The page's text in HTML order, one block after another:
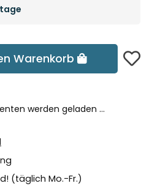
Warenkorb
werden geladen ...
(täglich Mo.-Fr.)